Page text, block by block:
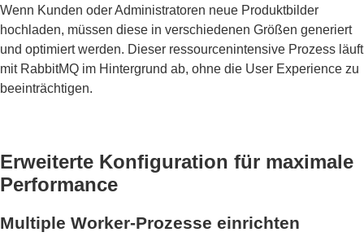
Wenn Kunden oder Administratoren neue Produktbilder
hochladen, müssen diese in verschiedenen Größen generiert
und optimiert werden. Dieser ressourcenintensive Prozess läuft
mit RabbitMQ im Hintergrund ab, ohne die User Experience zu
beeinträchtigen.
Erweiterte Konfiguration für maximale
Performance
Multiple Worker-Prozesse einrichten